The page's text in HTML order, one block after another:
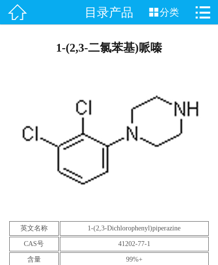
 网站首页
 目录产品 分类 
1-(2,3-二氯苯基)哌嗪
英文名称 1-(2,3-Dichlorophenyl)piperazine
CAS号 41202-77-1
含量 99%+